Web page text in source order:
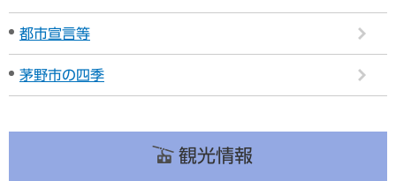
都市宣言等
茅野市の四季
観光情報